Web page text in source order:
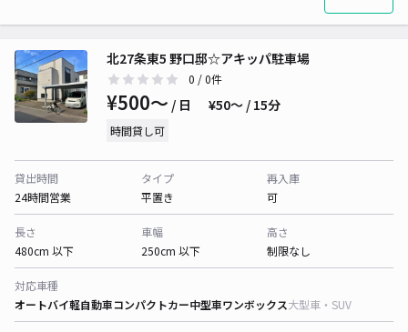
北27条東5 野口邸☆アキッパ駐車場
0 / 0件
¥500〜 / 日 ¥50〜 / 15分
時間貸し可
貸出時間
24時間営業
タイプ
平置き
再入庫
可
長さ
480cm 以下
車幅
250cm 以下
高さ
制限なし
対応車種
オートバイ軽自動車コンパクトカー中型車ワンボックス大型車・SUV